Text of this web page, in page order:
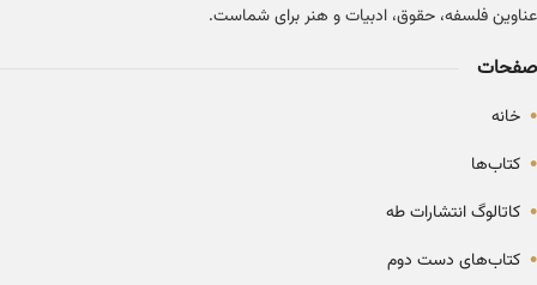
عناوین فلسفه، حقوق، ادبیات و هنر برای شماست.
صفحات
• خانه
• کتاب‌ها
• کاتالوگ انتشارات طه
• کتاب‌های دست دوم